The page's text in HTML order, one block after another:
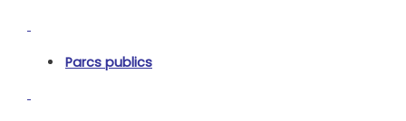
Parcs publics